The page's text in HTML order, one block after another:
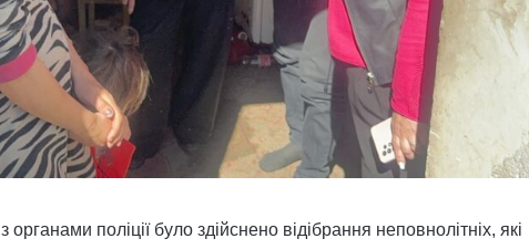
поліції було здійснено відібрання неповнолітніх, які